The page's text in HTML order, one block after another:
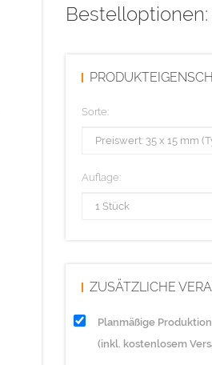
Sorte:
Auflage:
ZUSÄTZLICHE
Planmäßige Produktion
(inkl. kostenlosem